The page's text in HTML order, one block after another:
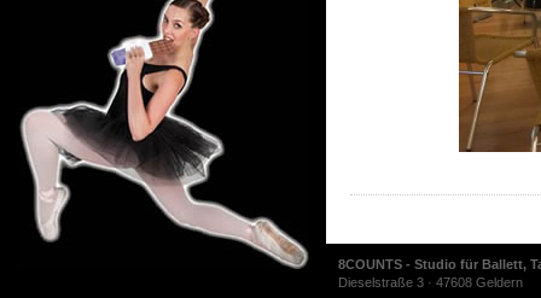
8COUNTS - Studio für Ballett,
Dieselstraße 3 · 47608 Geldern